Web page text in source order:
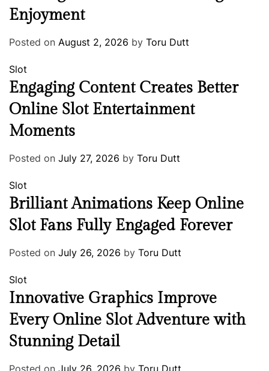
Enjoyment
Posted on August 2, 2026 by Toru Dutt
Slot
Engaging Content Creates Better
Online Slot Entertainment
Moments
Posted on July 27, 2026 by Toru Dutt
Slot
Brilliant Animations Keep Online
Slot Fans Fully Engaged Forever
Posted on July 26, 2026 by Toru Dutt
Slot
Innovative Graphics Improve
Every Online Slot Adventure with
Stunning Detail